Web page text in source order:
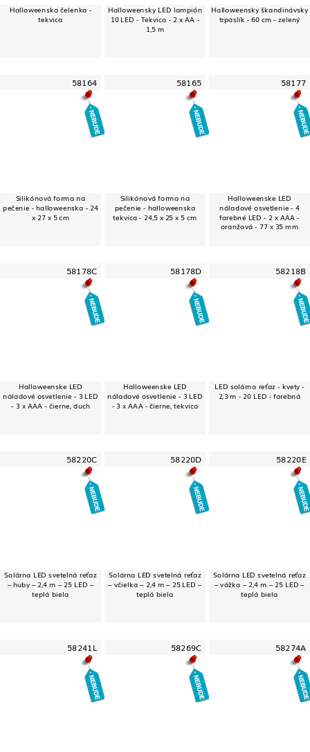
Halloweenska čelenka -
tekvica
Halloweensky LED lampión
10 LED - Tekvica - 2 x AA -
1,5 m
Halloweensky škandinávsky
trpaslík - 60 cm - zelený
58164
Silikónová forma na
pečenie - halloweenska - 24
x 27 x 5 cm
58165
Silikónová forma na
pečenie - halloweenska
tekvica - 24,5 x 25 x 5 cm
58177
Halloweenske LED
náladové osvetlenie - 4
farebné LED - 2 x AAA -
oranžová - 77 x 35 mm
58178C
Halloweenske LED
náladové osvetlenie - 3 LED
- 3 x AAA - čierne, duch
58178D
Halloweenske LED
náladové osvetlenie - 3 LED
- 3 x AAA - čierne, tekvica
58218B
LED solárna reťaz - kvety -
2,3 m - 20 LED - farebná
58220C
Solárna LED svetelná reťaz
– huby – 2,4 m – 25 LED –
teplá biela
58220D
Solárna LED svetelná reťaz
– včielka – 2,4 m – 25 LED –
teplá biela
58220E
Solárna LED svetelná reťaz
– vážka – 2,4 m – 25 LED –
teplá biela
58241L 58269C 58274A